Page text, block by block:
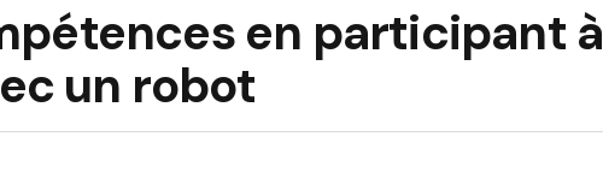
en participant à
un robot